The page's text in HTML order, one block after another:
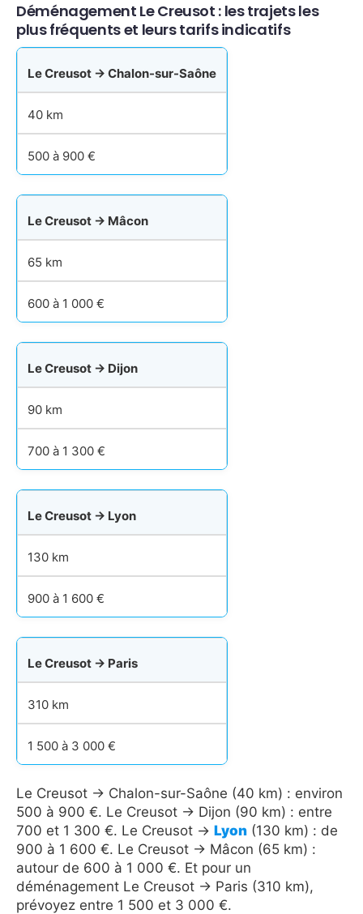
Déménagement Le Creusot : les trajets les
plus fréquents et leurs tarifs indicatifs
Le Creusot → Chalon-sur-Saône
40 km
500 à 900 €
Le Creusot → Mâcon
65 km
600 à 1 000 €
Le Creusot → Dijon
90 km
700 à 1 300 €
Le Creusot → Lyon
130 km
900 à 1 600 €
Le Creusot → Paris
310 km
1 500 à 3 000 €
Le Creusot → Chalon-sur-Saône (40 km) : environ
500 à 900 €. Le Creusot → Dijon (90 km) : entre
700 et 1 300 €. Le Creusot → Lyon (130 km) : de
900 à 1 600 €. Le Creusot → Mâcon (65 km) :
autour de 600 à 1 000 €. Et pour un
déménagement Le Creusot → Paris (310 km),
prévoyez entre 1 500 et 3 000 €.